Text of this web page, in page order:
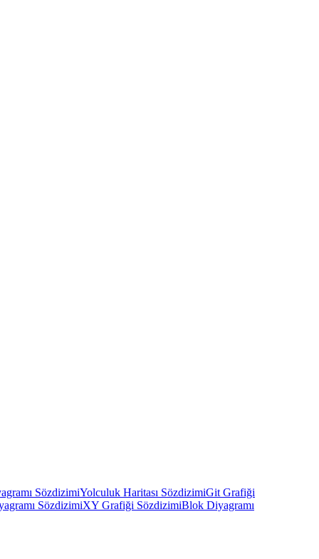
SözdizimiYolculuk Haritası SözdizimiGit Grafiği
SözdizimiXY Grafiği SözdizimiBlok Diyagramı